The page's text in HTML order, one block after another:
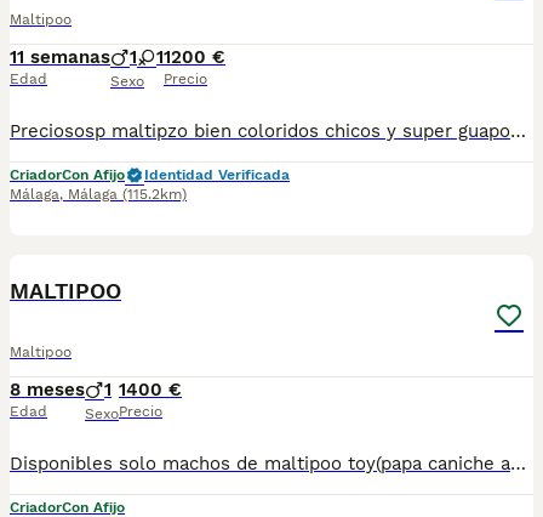
Maltipoo
11 semanas
Edad
1 1
Sexo
1200 €
Precio
Preciososp maltipzo bien coloridos chicos y super guapos padres de 2 kilos mu7 chioca ...para mas información llámame al 615080706
CriadorCon Afijo
Identidad Verificada
Málaga, Málaga (115.2km)
MALTIPOO
Maltipoo
8 meses
Edad
1
Sexo
1400 €
Precio
Disponibles solo machos de maltipoo toy(papa caniche asiático y mamá bichon maltes toy) . Listos para entregar.Posibilidad de envío en la Península. Mas información llamadas o WhatsApp 672 74 54 09 Pvp 1.400€
CriadorCon Afijo